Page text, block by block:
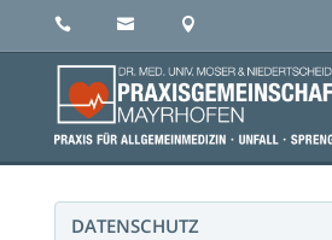
  
DATENSCHUTZ